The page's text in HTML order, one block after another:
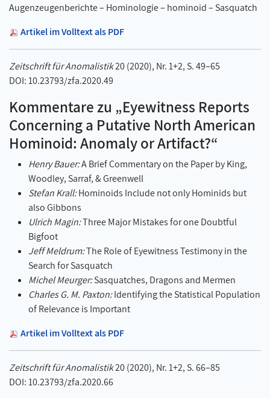
Augenzeugenberichte – Hominologie – hominoid – Sasquatch
Artikel im Volltext als PDF
Zeitschrift für Anomalistik20 (2020), Nr. 1+2, S. 49–65
DOI: 10.23793/zfa.2020.49
Kommentare zu „Eyewitness Reports
Concerning a Putative North American
Hominoid: Anomaly or Artifact?“
Henry Bauer:A Brief Commentary on the Paper by King,
Woodley, Sarraf, & Greenwell
Stefan Krall:Hominoids Include not only Hominids but
also Gibbons
Ulrich Magin:Three Major Mistakes for one Doubtful
Bigfoot
Jeff Meldrum:The Role of Eyewitness Testimony in the
Search for Sasquatch
Michel Meurger:Sasquatches, Dragons and Mermen
Charles G. M. Paxton:Identifying the Statistical Population
of Relevance is Important
Artikel im Volltext als PDF
Zeitschrift für Anomalistik20 (2020), Nr. 1+2, S. 66–85
DOI: 10.23793/zfa.2020.66